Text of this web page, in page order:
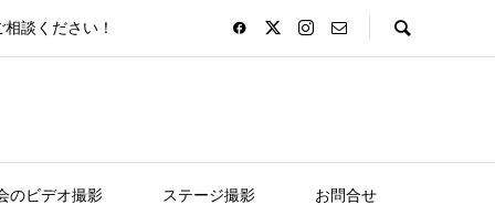
談ください！
のビデオ撮影 ステージ撮影 お問合せ